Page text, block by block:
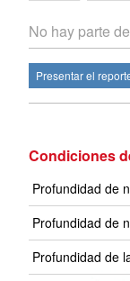
No hay parte
Presentar el
Condiciones
Profundidad de
Profundidad de
Profundidad de